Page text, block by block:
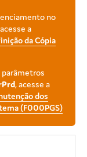
no
a
da Cópia
parâmetros
, acesse a
dos
(F000PGS)